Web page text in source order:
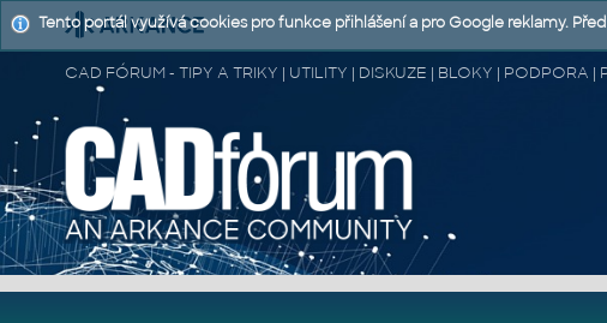
CAD FÓRUM - TIPY A TRIKY | UTILITY | DISKUZE | BLOKY | PODPORA |
Tento portál využívá cookies pro funkce přihlášení a pro Google reklamy.